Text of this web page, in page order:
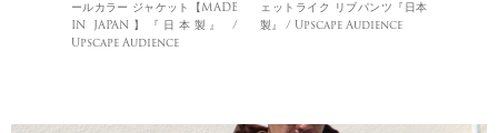
ールカラー ジャケット【MADE
IN JAPAN】『日本製』 /
Upscape Audience
ェットライク リブパンツ『日本
製』 / Upscape Audience